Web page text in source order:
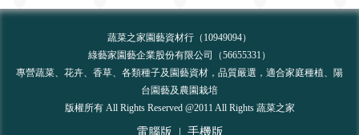
蔬菜之家園藝資材行（10949094）
綠藝家園藝企業股份有限公司（56655331）
專營蔬菜、花卉、香草、各類種子及園藝資材，品質嚴選，適合家庭種植、陽
台園藝及農園栽培
版權所有 All Rights Reserved @2011 All Rights 蔬菜之家
電腦版 | 手機版